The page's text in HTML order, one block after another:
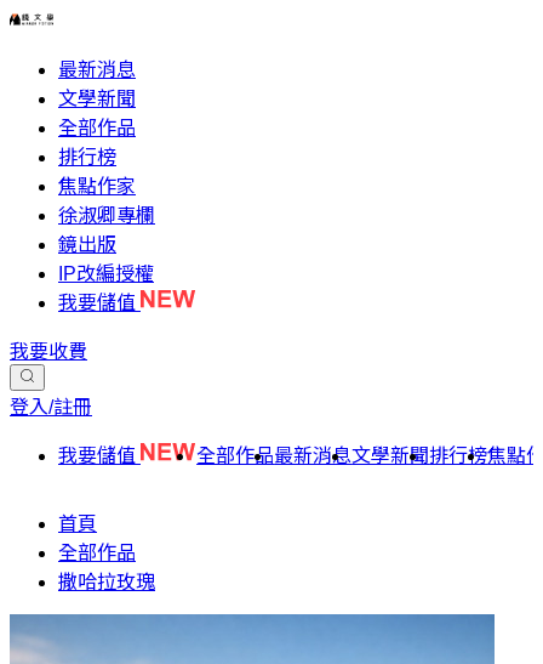
最新消息
文學新聞
全部作品
排行榜
焦點作家
徐淑卿專欄
鏡出版
IP改編授權
我要儲值
我要收費
登入/註冊
我要儲值 全部作品最新消息文學新聞排行榜焦點
首頁
全部作品
撒哈拉玫瑰